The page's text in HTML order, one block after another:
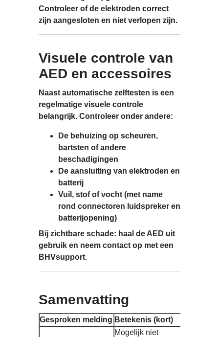
Controleer of de elektroden correct
zijn aangesloten en niet verlopen zijn.
Visuele controle van
AED en accessoires
Naast automatische zelftesten is een
regelmatige visuele controle
belangrijk. Controleer onder andere:
De behuizing op scheuren,
bartsten of andere
beschadigingen
De aansluiting van elektroden en
batterij
Vuil, stof of vocht (met name
rond connectoren luidspreker en
batterijopening)
Bij zichtbare schade: haal de AED uit
gebruik en neem contact op met een
BHVsupport.
Samenvatting
Gesproken melding Betekenis (kort)
Mogelijk niet